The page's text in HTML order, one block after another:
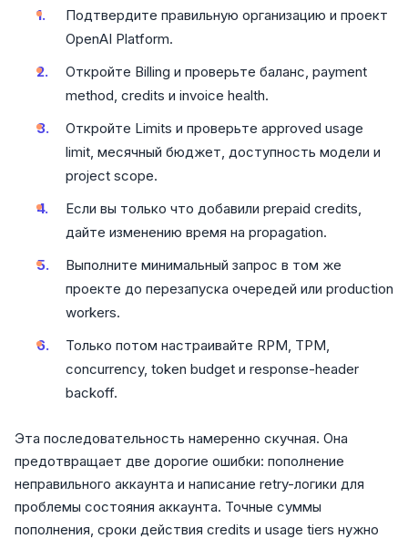
Подтвердите правильную организацию и проект
OpenAI Platform.
Откройте Billing и проверьте баланс, payment
method, credits и invoice health.
Откройте Limits и проверьте approved usage
limit, месячный бюджет, доступность модели и
project scope.
Если вы только что добавили prepaid credits,
дайте изменению время на propagation.
Выполните минимальный запрос в том же
проекте до перезапуска очередей или production
workers.
Только потом настраивайте RPM, TPM,
concurrency, token budget и response-header
backoff.
Эта последовательность намеренно скучная. Она
предотвращает две дорогие ошибки: пополнение
неправильного аккаунта и написание retry-логики для
проблемы состояния аккаунта. Точные суммы
пополнения, сроки действия credits и usage tiers нужно